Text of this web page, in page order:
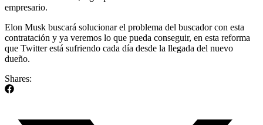
empresario.
Elon Musk buscará solucionar el problema del buscador con esta
contratación y ya veremos lo que pueda conseguir, en esta reforma
que Twitter está sufriendo cada día desde la llegada del nuevo
dueño.
Shares: